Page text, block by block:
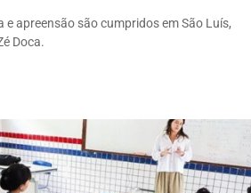
e apreensão são cumpridos em São Luís,
Doca.